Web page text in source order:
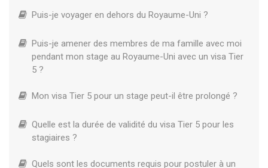
Puis-je voyager en dehors du Royaume-Uni ?
Puis-je amener des membres de ma famille avec moi
pendant mon stage au Royaume-Uni avec un visa Tier
5 ?
Mon visa Tier 5 pour un stage peut-il être prolongé ?
Quelle est la durée de validité du visa Tier 5 pour les
stagiaires ?
Quels sont les documents requis pour postuler à un